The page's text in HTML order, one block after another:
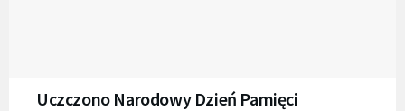
Uczczono Narodowy Dzień Pamięci